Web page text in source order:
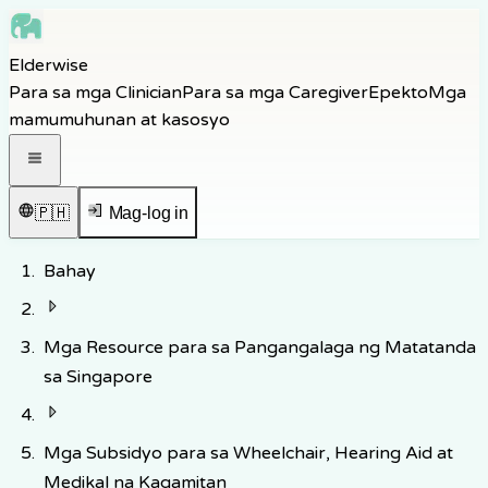
Skip to navigation
Skip to footer
Elderwise
Para sa mga ClinicianPara sa mga CaregiverEpektoMga
mamumuhunan at kasosyo
🇵🇭 Mag-log in
Bahay
Mga Resource para sa Pangangalaga ng Matatanda
sa Singapore
Mga Subsidyo para sa Wheelchair, Hearing Aid at
Medikal na Kagamitan